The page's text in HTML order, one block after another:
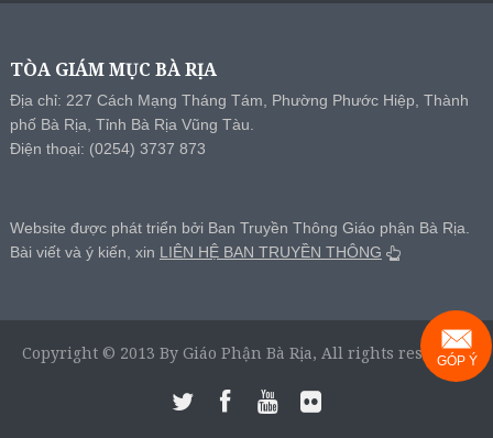
TÒA GIÁM MỤC BÀ RỊA
Địa chỉ: 227 Cách Mạng Tháng Tám, Phường Phước Hiệp, Thành
phố Bà Rịa, Tỉnh Bà Rịa Vũng Tàu.
Điện thoại: (0254) 3737 873
Website được phát triển bởi Ban Truyền Thông Giáo phận Bà Rịa.
Bài viết và ý kiến, xin LIÊN HỆ BAN TRUYỀN THÔNG
Copyright © 2013 By Giáo Phận Bà Rịa, All rights reserved.
GÓP Ý